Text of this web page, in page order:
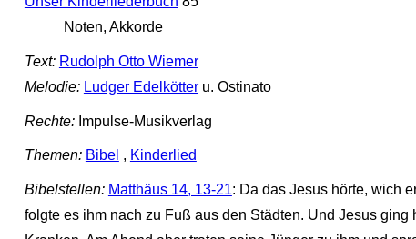
Noten, Akkorde
Text: Rudolph Otto Wiemer
Melodie: Ludger Edelkötteru. Ostinato
Rechte:Impulse-Musikverlag
Themen: Bibel , Kinderlied
Bibelstellen: Matthäus 14, 13-21: Da das Jesus hörte, wich
folgte es ihm nach zu Fuß aus den Städten. Und Jesus